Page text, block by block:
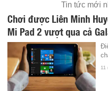
Tin tức mới
Chơi được Liên Minh
Mi Pad 2 vượt qua cả
11